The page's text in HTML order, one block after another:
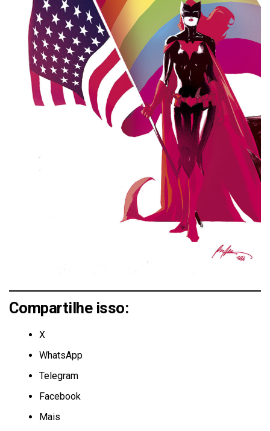
Compartilhe isso:
X
WhatsApp
Telegram
Facebook
Mais